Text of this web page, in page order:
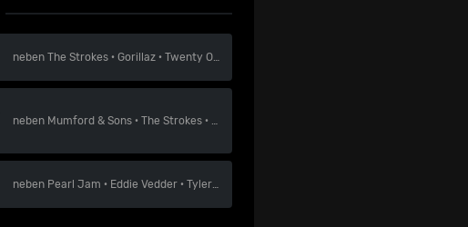
nebenThe Strokes ·Gorillaz ·Twenty One Pilots
neben Mumford & Sons ·The Strokes ·
neben Pearl Jam · Eddie Vedder ·Tyler Childers